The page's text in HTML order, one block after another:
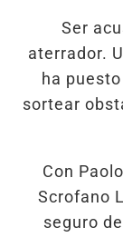
Ser
aterrador.
ha
sortear
Con
Scrofano
seguro